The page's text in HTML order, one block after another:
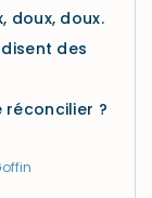
doux, doux.
des
?